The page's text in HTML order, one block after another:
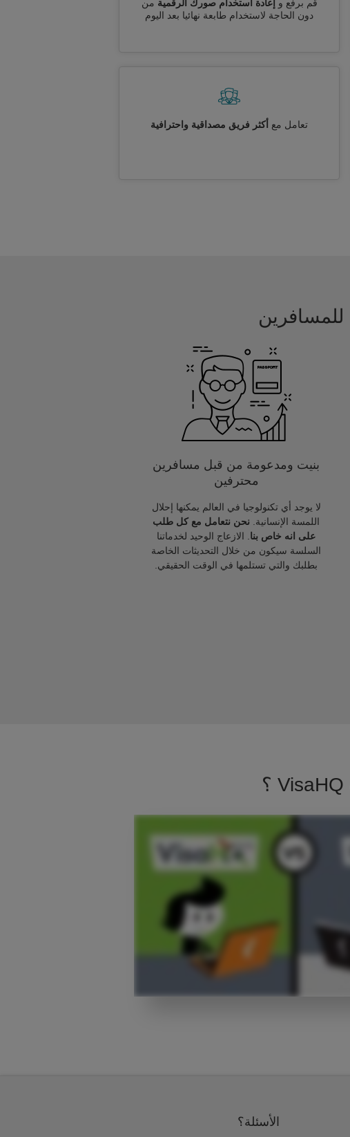
قم برفع و إعادة استخدام صورك الرقمية من
دون الحاجة لاستخدام طابعة نهائيا بعد اليوم
تعامل مع أكثر فريق مصداقية واحترافية
بنيت ومدعومة من قبل مسافرين
محترفين
لا يوجد أي تكنولوجيا في العالم يمكنها إحلال
اللمسة الإنسانية. نحن نتعامل مع كل طلب
على انه خاص بنا . الازعاج الوحيد لخدماتنا
السلسة سيكون من خلال التحديثات الخاصة
بطلبك والتي تستلمها في الوقت الحقيقي.
الأسئلة؟